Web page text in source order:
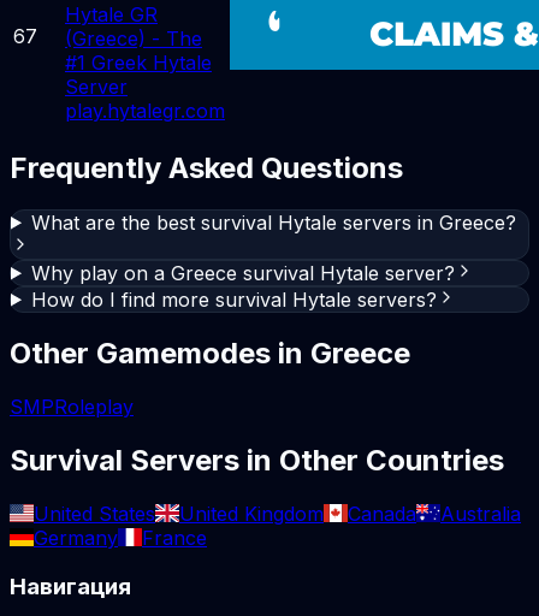
67
Hytale GR
(Greece) - The
#1 Greek Hytale
Server
play.hytalegr.com
Frequently Asked Questions
What are the best survival Hytale servers in Greece?
Why play on a Greece survival Hytale server?
How do I find more survival Hytale servers?
Other Gamemodes in Greece
SMPRoleplay
Survival Servers in Other Countries
United States United Kingdom Canada
Australia
Germany
France
Навигация